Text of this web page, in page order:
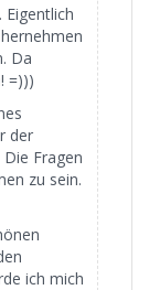
Da
=)))
der
Fragen
zu sein.
ich mich